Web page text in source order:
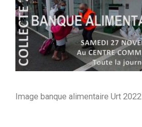
Image banque alimentaire Urt 2022